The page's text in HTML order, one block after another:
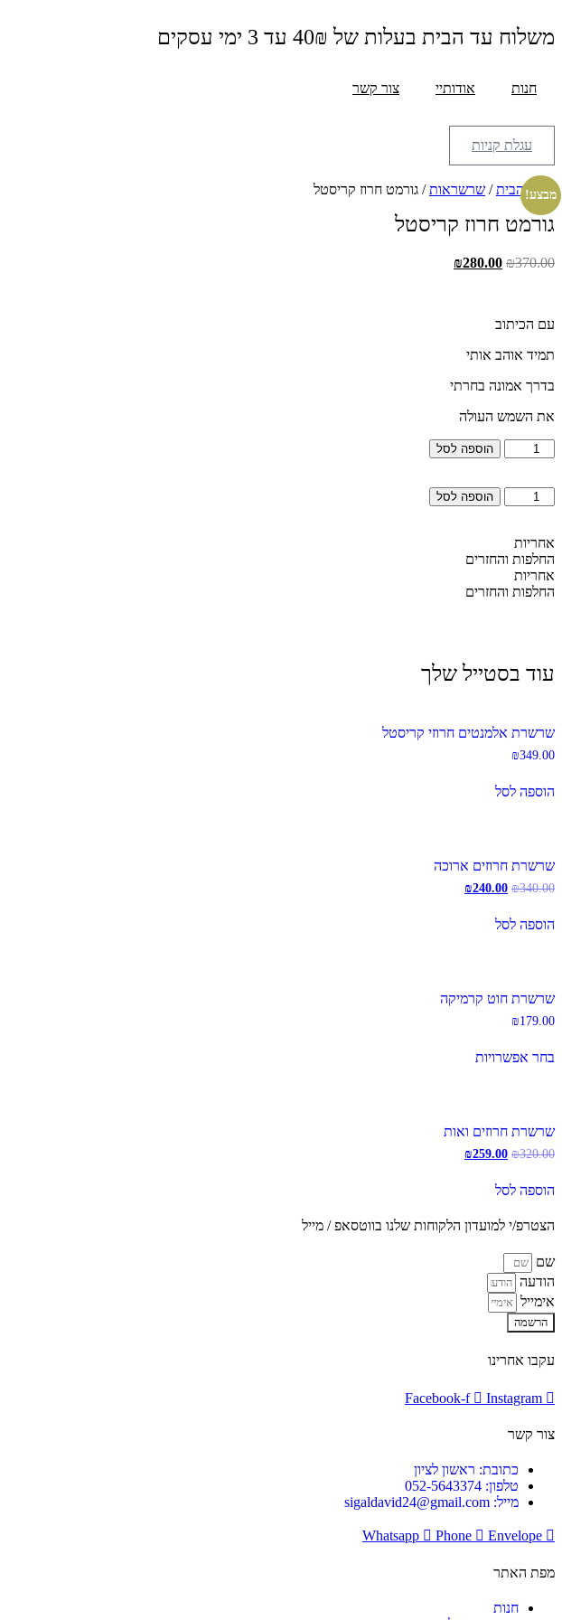
לתוכן
משלוח עד הבית בעלות של 40₪ עד 3 ימי עסקים
חנות אודותיי צור קשר
עגלת קניות
עמוד הבית/ שרשראות/ גורמט חרוז קריסטל
גורמט חרוז קריסטל
₪370.00
המחיר ₪280.00
עם הכיתוב
תמיד אוהב אותי
בדרך אמונה בחרתי
את השמש העולה
כמות
של
חרוז
קריסטל
הוספה לסל
כמות
של
חרוז
קריסטל
הוספה לסל
אחריות
החלפות והחזרים
אחריות
החלפות והחזרים
מבצע!
עוד בסטייל שלך
שרשרת אלמנטים חרוזי קריסטל
₪349.00
הוספה לסל
שרשרת חרוזים ארוכה
₪340.00
המחיר
היה:
₪340.00.
₪240.00 המחיר
הוספה לסל
שרשרת חוט קרמיקה
₪179.00
בחר אפשרויותזה
לבחור
את
שרשרת חרוזים ואות
₪320.00
המחיר
היה:
₪320.00.
₪259.00 המחיר
הוספה לסל
הצטרפ/י למועדון הלקוחות שלנו בווטסאפ / מייל
שם
הודעה
אימייל
הרשמה
עקבו אחרינו
Facebook-f Instagram
צור קשר
כתובת: ראשון לציון
טלפון: 052-5643374
מייל: sigaldavid24@gmail.com
Whatsapp Phone Envelope
מפת האתר
חנות